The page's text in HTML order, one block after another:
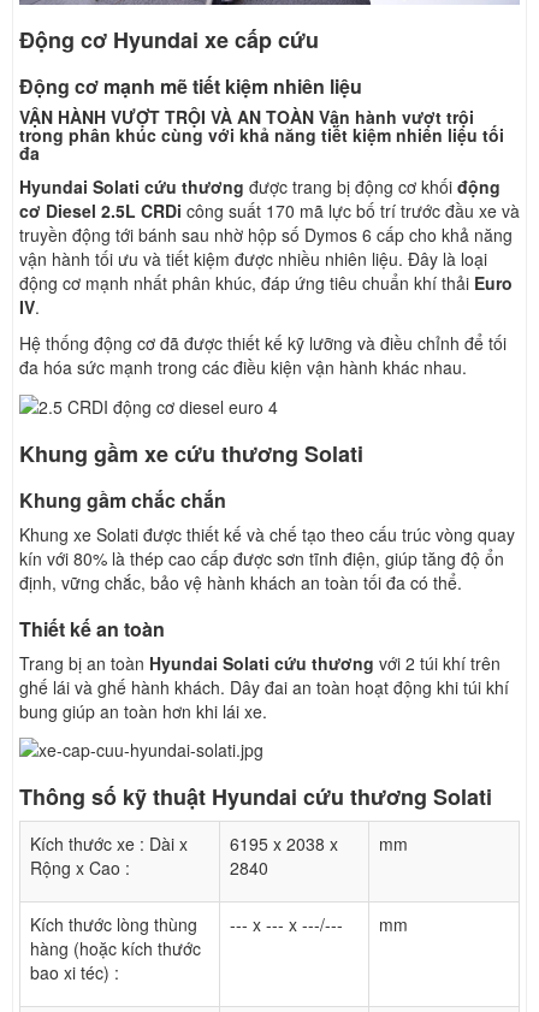
Động cơ Hyundai xe cấp cứu
Động cơ mạnh mẽ tiết kiệm nhiên liệu
VẬN HÀNH VƯỢT TRỘI VÀ AN TOÀN Vận hành vượt trội
trong phân khúc cùng với khả năng tiết kiệm nhiên liệu tối
đa
Hyundai Solati cứu thương được trang bị động cơ khối động
cơ Diesel 2.5L CRDi công suất 170 mã lực bố trí trước đầu xe và
truyền động tới bánh sau nhờ hộp số Dymos 6 cấp cho khả năng
vận hành tối ưu và tiết kiệm được nhiều nhiên liệu. Đây là loại
động cơ mạnh nhất phân khúc, đáp ứng tiêu chuẩn khí thải Euro
IV.
Hệ thống động cơ đã được thiết kế kỹ lưỡng và điều chỉnh để tối
đa hóa sức mạnh trong các điều kiện vận hành khác nhau.
Khung gầm xe cứu thương Solati
Khung gầm chắc chắn
Khung xe Solati được thiết kế và chế tạo theo cấu trúc vòng quay
kín với 80% là thép cao cấp được sơn tĩnh điện, giúp tăng độ ổn
định, vững chắc, bảo vệ hành khách an toàn tối đa có thể.
Thiết kế an toàn
Trang bị an toàn Hyundai Solati cứu thương với 2 túi khí trên
ghế lái và ghế hành khách. Dây đai an toàn hoạt động khi túi khí
bung giúp an toàn hơn khi lái xe.
Thông số kỹ thuật Hyundai cứu thương Solati
Kích thước xe : Dài x
Rộng x Cao :
6195 x 2038 x
2840
mm
Kích thước lòng thùng
hàng (hoặc kích thước
bao xi téc) :
--- x --- x ---/--- mm